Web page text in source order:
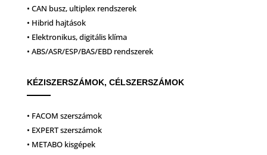
• CAN busz, ultiplex rendszerek
• Hibrid hajtások
• Elektronikus, digitális klíma
• ABS/ASR/ESP/BAS/EBD rendszerek
KÉZISZERSZÁMOK, CÉLSZERSZÁMOK
• FACOM szerszámok
• EXPERT szerszámok
• METABO kisgépek